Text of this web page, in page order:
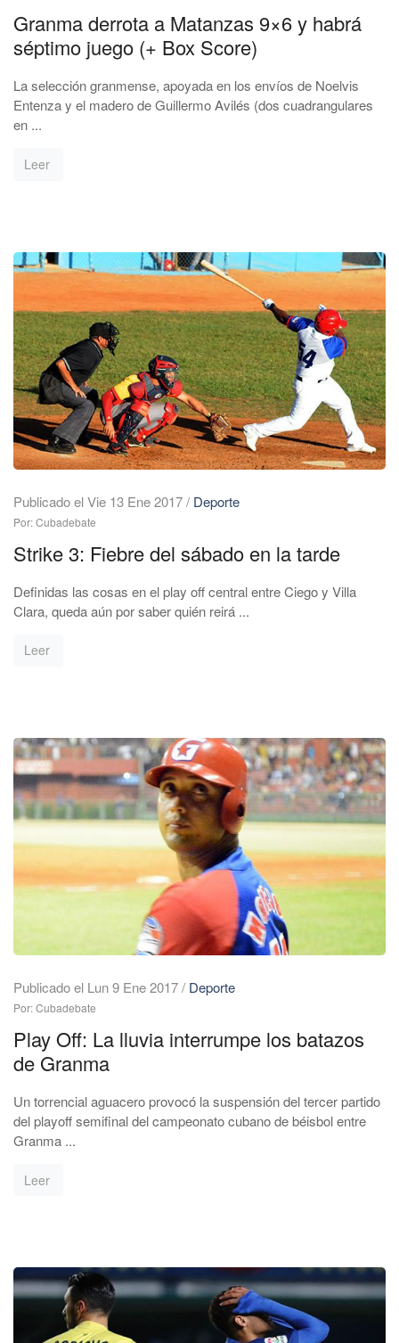
Granma derrota a Matanzas 9×6 y habrá
séptimo juego (+ Box Score)
La selección granmense, apoyada en los envíos de Noelvis
Entenza y el madero de Guillermo Avilés (dos cuadrangulares
en ...
Leer
Publicado el Vie 13 Ene 2017/ Deporte
Por: Cubadebate
Strike 3: Fiebre del sábado en la tarde
Definidas las cosas en el play off central entre Ciego y Villa
Clara, queda aún por saber quién reirá ...
Leer
Publicado el Lun 9 Ene 2017/ Deporte
Por: Cubadebate
Play Off: La lluvia interrumpe los batazos
de Granma
Un torrencial aguacero provocó la suspensión del tercer partido
del playoff semifinal del campeonato cubano de béisbol entre
Granma ...
Leer